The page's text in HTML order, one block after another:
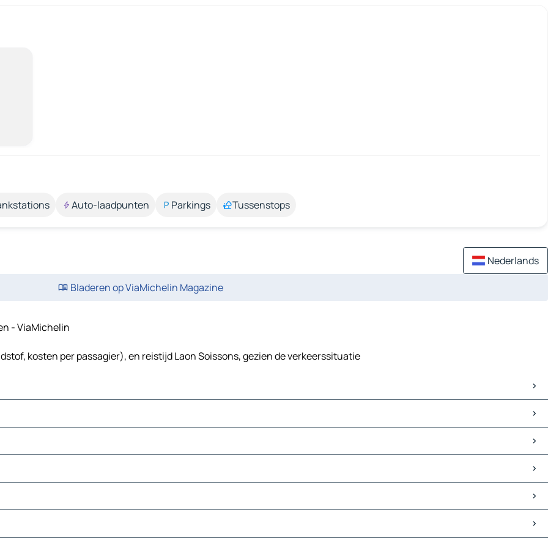
Auto-laadpunten Parkings Tussenstops
Nederlands
Bladeren op ViaMichelin Magazine
- ViaMichelin
kosten per passagier), en reistijd Laon Soissons, gezien de verkeerssituatie